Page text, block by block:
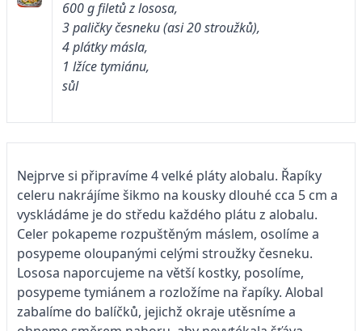
600 g filetů z lososa,
3 paličky česneku (asi 20 stroužků),
4 plátky másla,
1 lžíce tymiánu,
sůl
Nejprve si připravíme 4 velké pláty alobalu. Řapíky
celeru nakrájíme šikmo na kousky dlouhé cca 5 cm a
vyskládáme je do středu každého plátu z alobalu.
Celer pokapeme rozpuštěným máslem, osolíme a
posypeme oloupanými celými stroužky česneku.
Lososa naporcujeme na větší kostky, posolíme,
posypeme tymiánem a rozložíme na řapíky. Alobal
zabalíme do balíčků, jejichž okraje utěsníme a